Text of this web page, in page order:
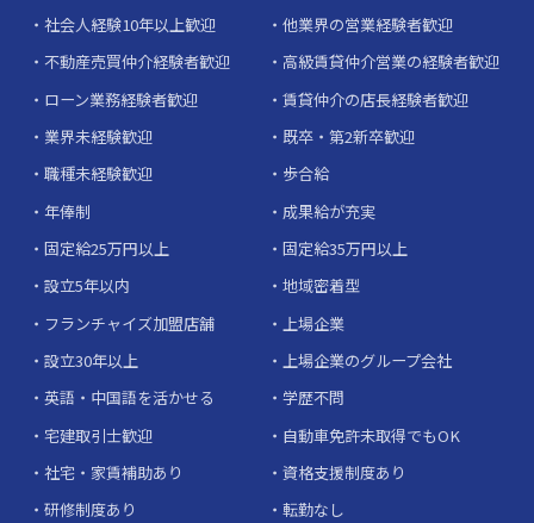
社会人経験10年以上歓迎
他業界の営業経験者歓迎
不動産売買仲介経験者歓迎
高級賃貸仲介営業の経験者歓迎
ローン業務経験者歓迎
賃貸仲介の店長経験者歓迎
業界未経験歓迎
既卒・第2新卒歓迎
職種未経験歓迎
歩合給
年俸制
成果給が充実
固定給25万円以上
固定給35万円以上
設立5年以内
地域密着型
フランチャイズ加盟店舗
上場企業
設立30年以上
上場企業のグループ会社
英語・中国語を活かせる
学歴不問
宅建取引士歓迎
自動車免許未取得でもOK
社宅・家賃補助あり
資格支援制度あり
研修制度あり
転勤なし